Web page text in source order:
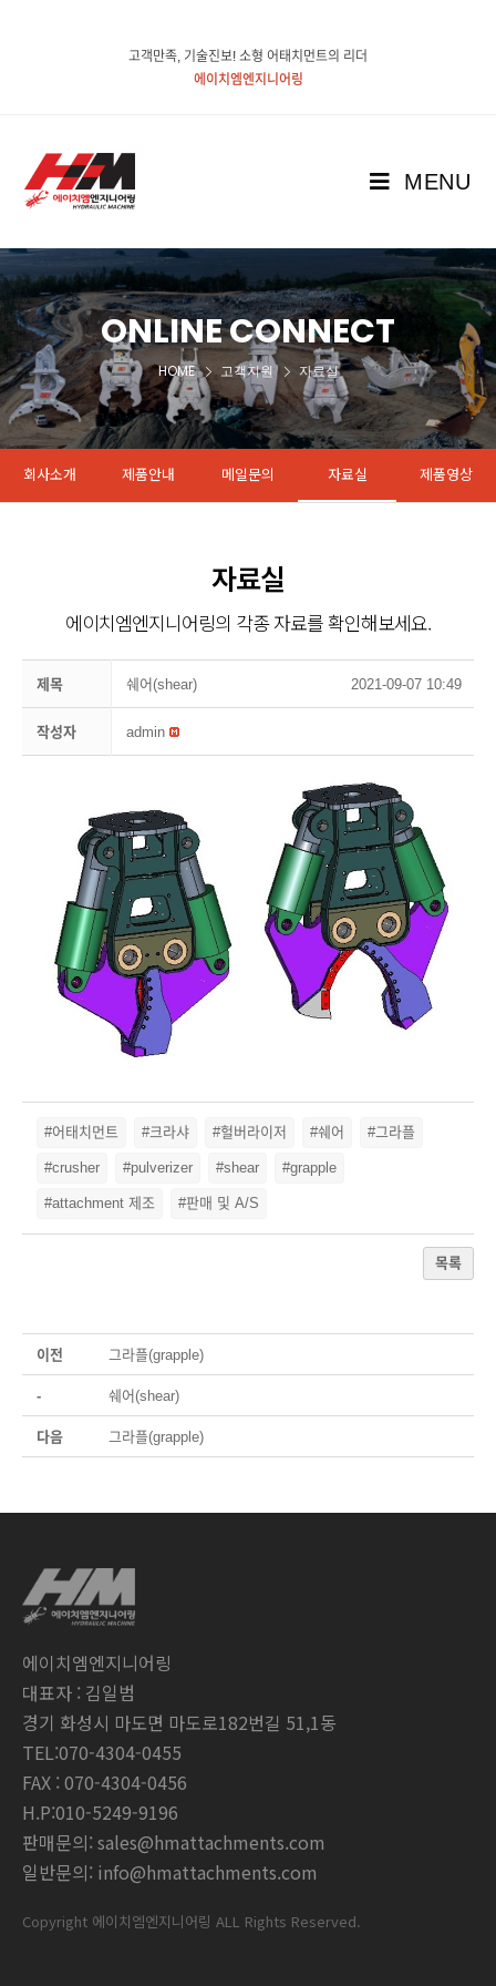
고객만족, 기술진보! 소형 어태치먼트의 리더
에이치엠엔지니어링
MENU
ONLINE CONNECT
HOME 고객지원 자료실
회사소개 제품안내 메일문의 자료실 제품영상
자료실
에이치엠엔지니어링의 각종 자료를 확인해보세요.
제목 쉐어(shear) 2021-09-07 10:49
작성자 admin
#어태치먼트 #크라샤 #헐버라이저 #쉐어 #그라플
#crusher #pulverizer #shear #grapple
#attachment 제조 #판매 및 A/S
목록
이전 그라플(grapple)
- 쉐어(shear)
다음 그라플(grapple)
에이치엠엔지니어링
대표자 : 김일범
경기 화성시 마도면 마도로182번길 51,1동
TEL:070-4304-0455
FAX : 070-4304-0456
H.P:010-5249-9196
판매문의: sales@hmattachments.com
일반문의: info@hmattachments.com
Copyright 에이치엠엔지니어링 ALL Rights Reserved.